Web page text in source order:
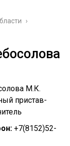
›
М.К.
пристав-
+7(8152)52-